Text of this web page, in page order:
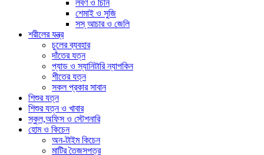
লবণ ও চিনি
শেমাই ও সুজি
সস্ আচার ও জেলি
শরীলের যন্ত্র
চুলের ব্যবহার
দাঁতের যত্ন
প্যাড ও স্যানিটারি ন্যাপকিন
শীতের যত্ন
সকল প্রকার সাবান
শিশুর যত্ন
শিশুর যত্ন ও খাবার
স্কুল,অফিস ও স্টেশনারি
হোম ও কিচেন
অন-টাইম কিচেন
মাটির তৈজসপত্র